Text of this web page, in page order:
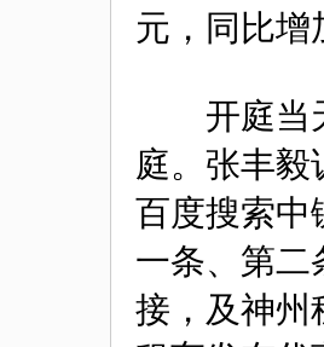
元，同比增
开庭当天
庭。张丰
百度搜索中
一条、第二
接，及神州